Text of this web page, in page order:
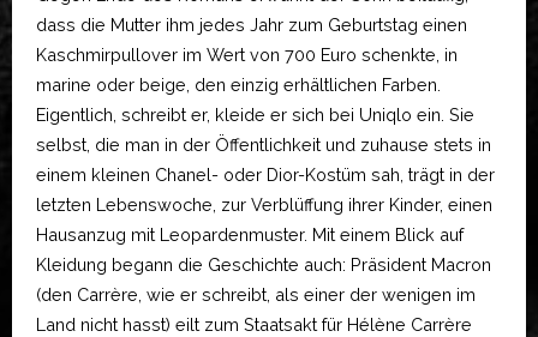
dass die Mutter ihm jedes Jahr zum Geburtstag einen
Kaschmirpullover im Wert von 700 Euro schenkte, in
marine oder beige, den einzig erhältlichen Farben.
Eigentlich, schreibt er, kleide er sich bei Uniqlo ein. Sie
selbst, die man in der Öffentlichkeit und zuhause stets in
einem kleinen Chanel- oder Dior-Kostüm sah, trägt in der
letzten Lebenswoche, zur Verblüffung ihrer Kinder, einen
Hausanzug mit Leopardenmuster. Mit einem Blick auf
Kleidung begann die Geschichte auch: Präsident Macron
(den Carrère, wie er schreibt, als einer der wenigen im
Land nicht hasst) eilt zum Staatsakt für Hélène Carrère